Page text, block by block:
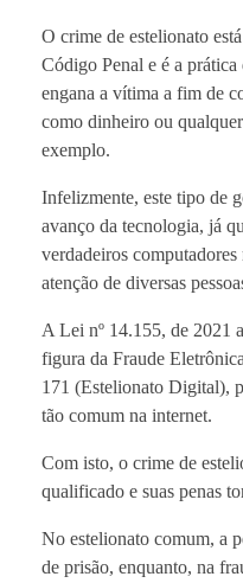
O crime de estelionato
Código Penal e é a
engana a vítima a fim de
como dinheiro ou
exemplo.
Infelizmente, este tipo de
avanço da tecnologia, já
verdadeiros
atenção de diversas
A Lei nº 14.155, de 2021
figura da Fraude
171 (Estelionato Digital),
tão comum na internet.
Com isto, o crime de
qualificado e suas penas
No estelionato comum, a
de prisão, enquanto, na